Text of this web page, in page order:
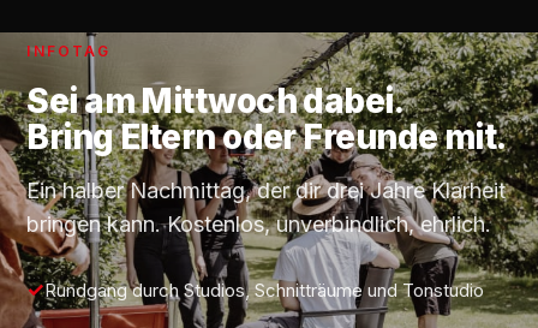
INFOTAG
Sei amMittwochdabei.
Bring Eltern oder Freunde mit.
Ein halber Nachmittag, der dir drei Jahre Klarheit
bringen kann. Kostenlos, unverbindlich, ehrlich.
Rundgang durch Studios, Schnitträume und Tonstudio